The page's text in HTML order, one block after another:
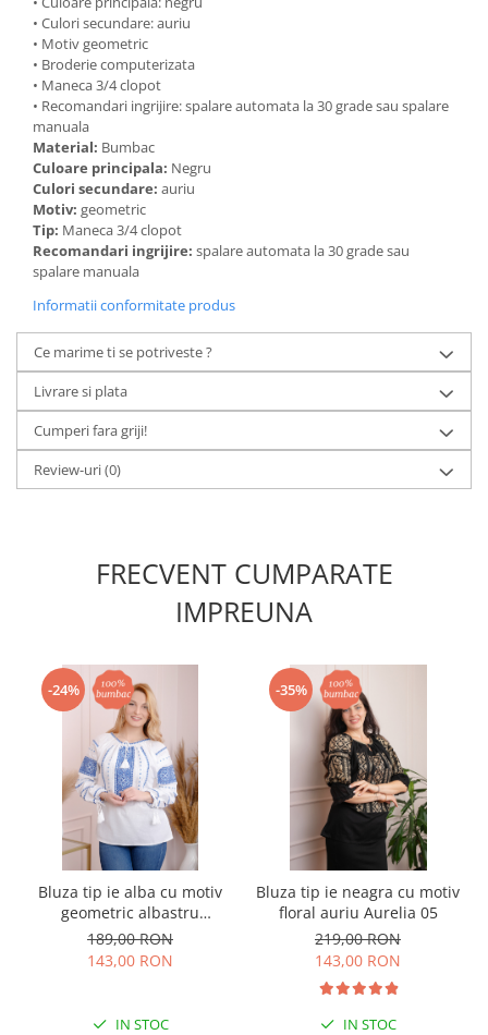
• Culori secundare: auriu
• Motiv geometric
• Broderie computerizata
• Maneca 3/4 clopot
• Recomandari ingrijire: spalare automata la 30 grade sau spalare
manuala
Material: Bumbac
Culoare principala: Negru
Culori secundare: auriu
Motiv: geometric
Tip: Maneca 3/4 clopot
Recomandari ingrijire: spalare automata la 30 grade sau
spalare manuala
Informatii conformitate produs
Ce marime ti se potriveste ?
Livrare si plata
Cumperi fara griji!
Review-uri(0)
FRECVENT CUMPARATE
IMPREUNA
-24%
Bluza tip ie alba cu motiv
geometric albastru
Paraschiva 10
189,00 RON
143,00 RON
IN STOC
-35%
Bluza tip ie neagra cu motiv
floral auriu Aurelia 05
219,00 RON
143,00 RON
IN STOC